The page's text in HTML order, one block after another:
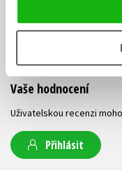
HODNOCENÍ
V současné době nejsou
Vaše hodnocení
Uživatelskou recenzi
Přihlásit